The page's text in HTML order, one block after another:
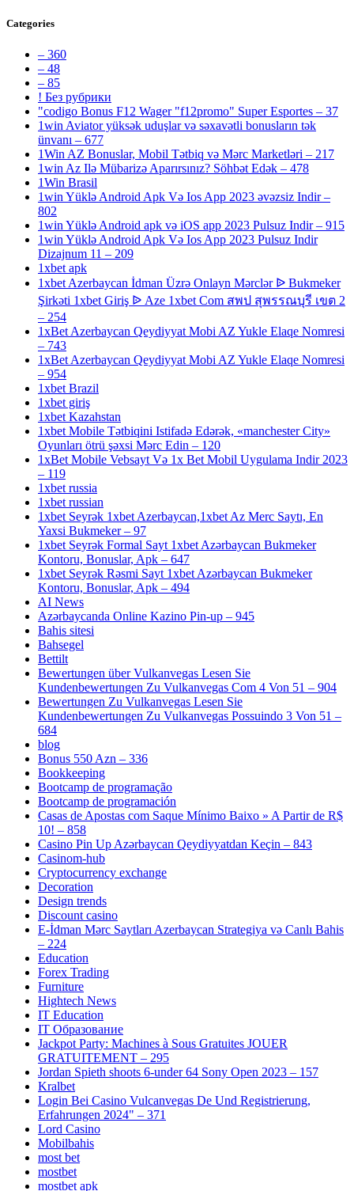
Categories
– 360
– 48
– 85
! Без рубрики
"codigo Bonus F12 Wager "f12promo" Super Esportes – 37
1win Aviator yüksək uduşlar və səxavətli bonusların tək
ünvanı – 677
1Win AZ Bonuslar, Mobil Tətbiq və Mərc Marketləri – 217
1win Az Ilə Mübarizə Aparırsınız? Söhbət Edək – 478
1Win Brasil
1win Yüklə Android Apk Və Ios App 2023 əvəzsiz Indir –
802
1win Yüklə Android apk və iOS app 2023 Pulsuz Indir – 915
1win Yüklə Android Apk Və Ios App 2023 Pulsuz Indir
Dizajnum 11 – 209
1xbet apk
1xbet Azerbaycan İdman Üzrə Onlayn Mərclər ᐉ Bukmeker
Şirkəti 1xbet Giriş ᐉ Aze 1xbet Com สพป สุพรรณบุรี เขต 2
– 254
1xBet Azerbaycan Qeydiyyat Mobi AZ Yukle Elaqe Nomresi
– 743
1xBet Azerbaycan Qeydiyyat Mobi AZ Yukle Elaqe Nomresi
– 954
1xbet Brazil
1xbet giriş
1xbet Kazahstan
1xbet Mobile Tətbiqini Istifadə Edərək, «manchester City»
Oyunları ötrü şəxsi Mərc Edin – 120
1xBet Mobile Vebsayt Və 1x Bet Mobil Uygulama Indir 2023
– 119
1xbet russia
1xbet russian
1xbet Seyrək 1xbet Azerbaycan,1xbet Az Merc Saytı, En
Yaxsi Bukmeker – 97
1xbet Seyrək Formal Sayt 1xbet Azərbaycan Bukmeker
Kontoru, Bonuslar, Apk – 647
1xbet Seyrək Rəsmi Sayt 1xbet Azərbaycan Bukmeker
Kontoru, Bonuslar, Apk – 494
AI News
Azərbaycanda Online Kazino Pin-up – 945
Bahis sitesi
Bahsegel
Bettilt
Bewertungen über Vulkanvegas Lesen Sie
Kundenbewertungen Zu Vulkanvegas Com 4 Von 51 – 904
Bewertungen Zu Vulkanvegas Lesen Sie
Kundenbewertungen Zu Vulkanvegas Possuindo 3 Von 51 –
684
blog
Bonus 550 Azn – 336
Bookkeeping
Bootcamp de programação
Bootcamp de programación
Casas de Apostas com Saque Mínimo Baixo » A Partir de R$
10! – 858
Casino Pin Up Azərbaycan Qeydiyyatdan Keçin – 843
Casinom-hub
Cryptocurrency exchange
Decoration
Design trends
Discount casino
E-İdman Mərc Saytları Azerbaycan Strategiya və Canlı Bahis
– 224
Education
Forex Trading
Furniture
Hightech News
IT Education
IT Образование
Jackpot Party: Machines à Sous Gratuites JOUER
GRATUITEMENT – 295
Jordan Spieth shoots 6-under 64 Sony Open 2023 – 157
Kralbet
Login Bei Casino Vulcanvegas De Und Registrierung,
Erfahrungen 2024" – 371
Lord Casino
Mobilbahis
most bet
mostbet
mostbet apk